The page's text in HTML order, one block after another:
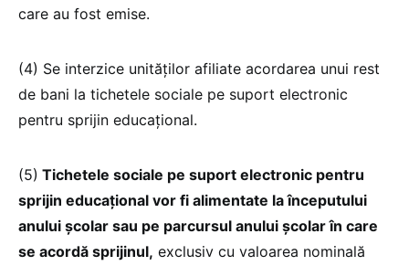
care au fost emise.
(4) Se interzice unităților afiliate acordarea unui rest
de bani la tichetele sociale pe suport electronic
pentru sprijin educațional.
(5) Tichetele sociale pe suport electronic pentru
sprijin educațional vor fi alimentate la începutului
anului școlar sau pe parcursul anului școlar în care
se acordă sprijinul, exclusiv cu valoarea nominală